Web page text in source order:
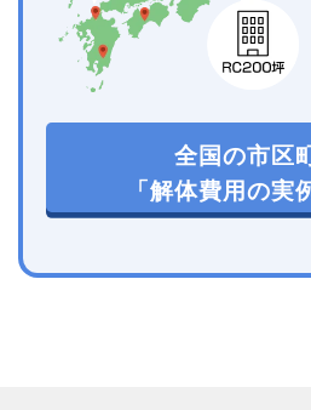
全国の市区
「解体費用の実